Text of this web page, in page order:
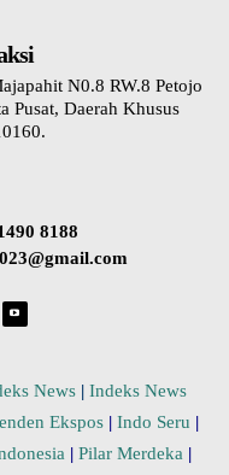
N0.8 RW.8 Petojo
Pusat, Daerah Khusus
8188
News | Indeks News
Ekspos | Indo Seru |
| Pilar Merdeka |